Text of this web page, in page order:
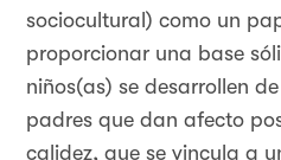
sociocultural) como un
proporcionar una base
niños(as) se desarrollen
padres que dan afecto
calidez, que se vincula a